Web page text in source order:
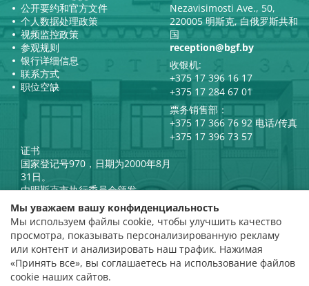
公开要约和官方文件
个人数据处理政策
视频监控政策
参观规则
银行详细信息
联系方式
职位空缺
Nezavisimosti Ave., 50,
220005 明斯克, 白俄罗斯共和
国
reception@bgf.by
收银机:
+375 17 396 16 17
+375 17 284 67 01
票务销售部：
+375 17 366 76 92 电话/传真
+375 17 396 73 57
证书
国家登记号970，日期为2000年8月
31日。
由明斯克市执行委员会颁发。
白俄罗斯共和国总统官方互联网
白俄罗斯共和国文化部
门户网站
评级评估
Мы уважаем вашу конфиденциальность
Мы используем файлы cookie, чтобы улучшить качество
просмотра, показывать персонализированную рекламу
или контент и анализировать наш трафик. Нажимая
«Принять все», вы соглашаетесь на использование файлов
cookie наших сайтов.